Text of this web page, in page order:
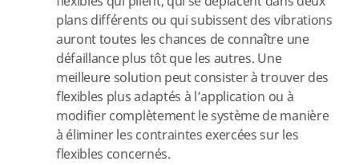
plans différents ou qui subissent des vibrations
auront toutes les chances de connaître une
défaillance plus tôt que les autres. Une
meilleure solution peut consister à trouver des
flexibles plus adaptés à l’application ou à
modifier complètement le système de manière
à éliminer les contraintes exercées sur les
flexibles concernés.